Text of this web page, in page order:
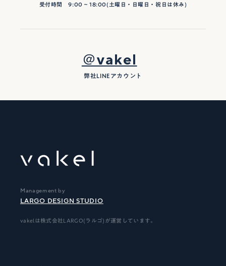
受付時間 9:00 ~ 18:00(土曜日・日曜日・祝日は休み)
＠vakel
弊社LINEアカウント
Management by
LARGO DESIGN STUDIO
vakelは株式会社LARGO(ラルゴ)が運営しています。